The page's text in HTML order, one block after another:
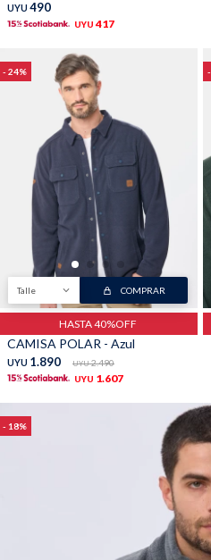
UYU 490
UYU 417
24
Talle COMPRAR
HASTA 40%OFF
CAMISA POLAR - Azul
UYU 1.890 UYU 2.490
UYU 1.607
18